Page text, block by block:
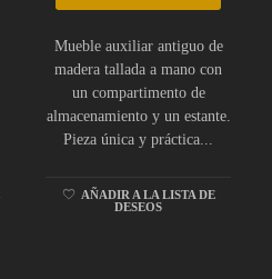
Mueble auxiliar antiguo de
madera tallada a mano con
un compartimento de
almacenamiento y un estante.
Pieza única y práctica...
AÑADIR A LA LISTA DE
DESEOS